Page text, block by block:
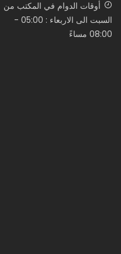
أوقات الدوام في المكتب من
السبت الى الاربعاء : 05:00 -
08:00 مساءً